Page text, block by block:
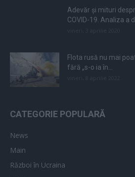
Adevăr și mituri
COVID-19. Analiza a
Flota rusă nu mai
fără „s-o ia în...
CATEGORIE POPULARĂ
News
Main
Război în Ucraina